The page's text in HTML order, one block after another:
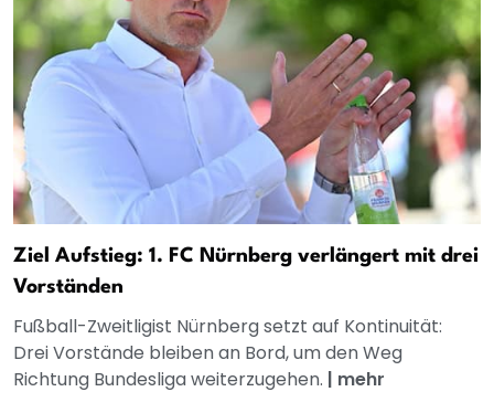
Ziel Aufstieg: 1. FC Nürnberg verlängert mit drei
Vorständen
Fußball-Zweitligist Nürnberg setzt auf Kontinuität:
Drei Vorstände bleiben an Bord, um den Weg
Richtung Bundesliga weiterzugehen. | mehr